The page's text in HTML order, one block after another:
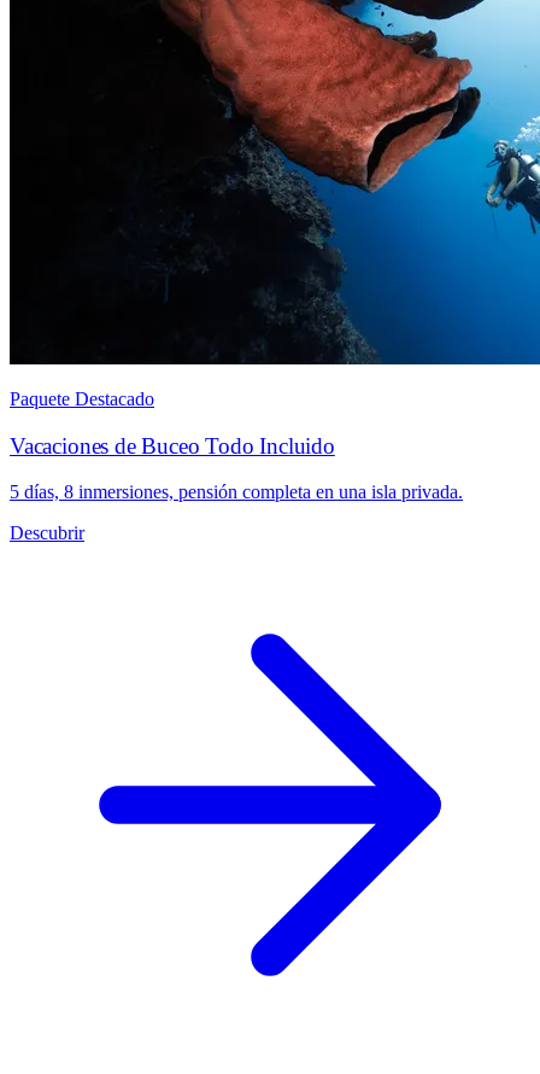
Paquete Destacado
Vacaciones de Buceo Todo Incluido
5 días, 8 inmersiones, pensión completa en una isla privada.
Descubrir